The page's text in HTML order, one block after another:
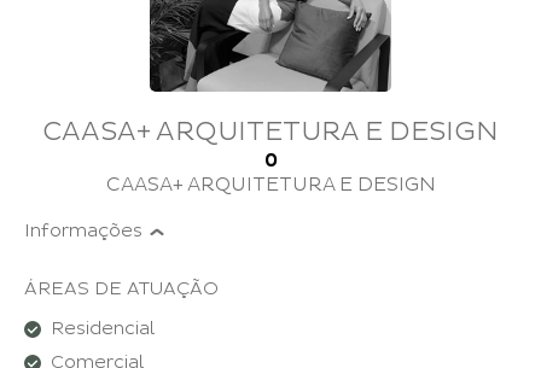
CAASA+ ARQUITETURA E DESIGN
0
CAASA+ ARQUITETURA E DESIGN
Informações
ÁREAS DE ATUAÇÃO
Residencial
Comercial